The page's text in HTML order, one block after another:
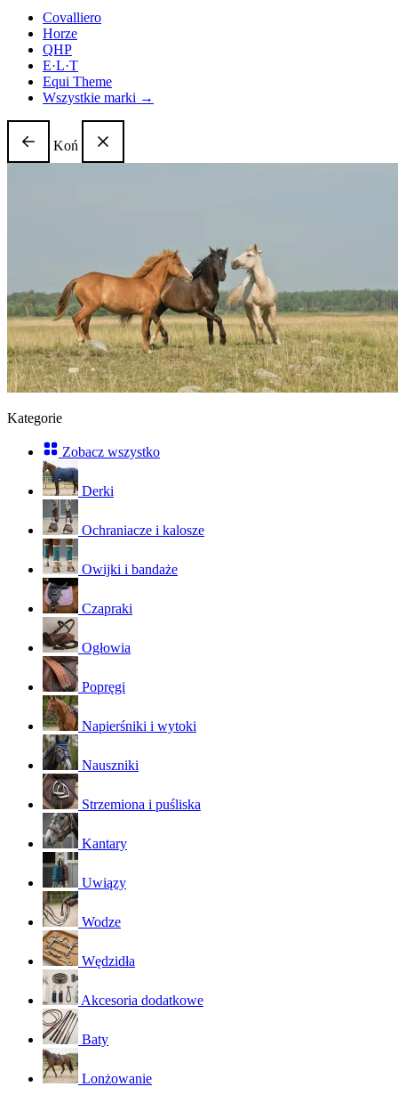
Covalliero
Horze
QHP
E·L·T
Equi Theme
Wszystkie marki →
Koń
Kategorie
Zobacz wszystko
Derki
Ochraniacze i kalosze
Owijki i bandaże
Czapraki
Ogłowia
Popręgi
Napierśniki i wytoki
Nauszniki
Strzemiona i puśliska
Kantary
Uwiązy
Wodze
Wędzidła
Akcesoria dodatkowe
Baty
Lonżowanie